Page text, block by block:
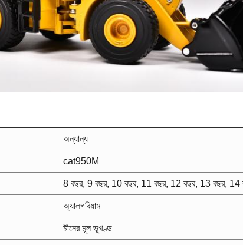
অন্যান্য
cat950M
8 বছর, 9 বছর, 10 বছর, 11 বছর, 12 বছর, 13 বছর, 14
অ্যালগরিয়াম
চীনের মূল ভূখণ্ড